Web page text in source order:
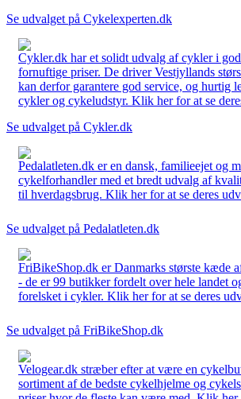
Se udvalget på Cykelexperten.dk
Cykler.dk har et solidt udvalg af cykler i
fornuftige priser. De driver Vestjyllands
kan derfor garantere god service, og hurtig
cykler og cykeludstyr. Klik her for at se
Se udvalget på Cykler.dk
Pedalatleten.dk er en dansk, familieejet og
cykelforhandler med et bredt udvalg af
til hverdagsbrug. Klik her for at se deres
Se udvalget på Pedalatleten.dk
FriBikeShop.dk er Danmarks største kæde
- de er 99 butikker fordelt over hele landet
forelsket i cykler. Klik her for at se deres
Se udvalget på FriBikeShop.dk
Velogear.dk stræber efter at være en
sortiment af de bedste cykelhjelme og